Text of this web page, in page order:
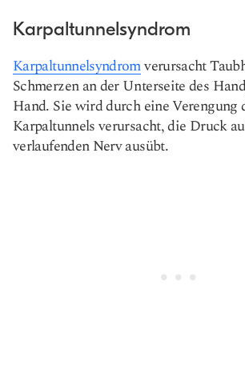
Karpaltunnelsyndrom
Karpaltunnelsyndromverursacht
Schmerzen an der Unterseite des
Hand. Sie wird durch eine Verengung
Karpaltunnels verursacht, die Druck
verlaufenden Nerv ausübt.